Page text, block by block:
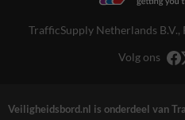
TrafficSupply Netherlands B.V.,
Volg ons
Veiligheidsbord.nl is onderdeel van